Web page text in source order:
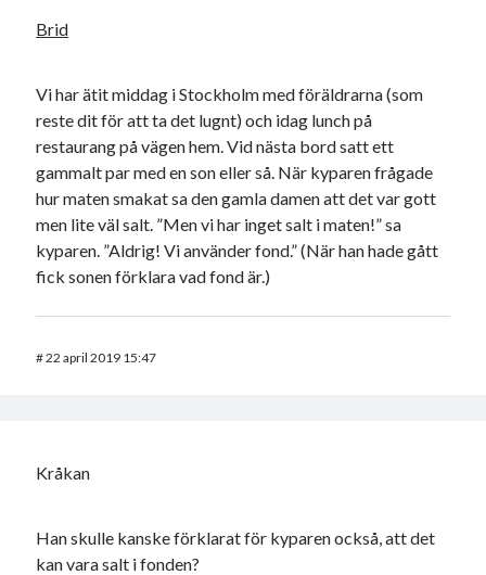
Brid
Vi har ätit middag i Stockholm med föräldrarna (som
reste dit för att ta det lugnt) och idag lunch på
restaurang på vägen hem. Vid nästa bord satt ett
gammalt par med en son eller så. När kyparen frågade
hur maten smakat sa den gamla damen att det var gott
men lite väl salt. ”Men vi har inget salt i maten!” sa
kyparen. ”Aldrig! Vi använder fond.” (När han hade gått
fick sonen förklara vad fond är.)
#22 april 2019 15:47
Kråkan
Han skulle kanske förklarat för kyparen också, att det
kan vara salt i fonden?